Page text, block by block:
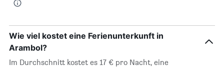
Wie viel kostet eine Ferienunterkunft in
Arambol?
Im Durchschnitt kostet es 17 € pro Nacht, eine